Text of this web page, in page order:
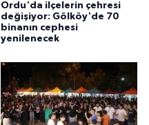
Ordu'da ilçelerin çehresi
değişiyor: Gölköy'de 70
binanın cephesi
yenilenecek